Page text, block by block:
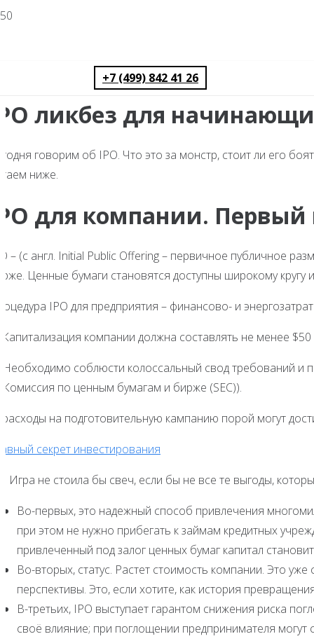
+7 (499) 842 41 26
ликбез для
говорим об IPO. Что это за монстр, стоит ли его
ниже.
для компании. Первый
– (с англ. Initial Public Offering – первичное публичное
Ценные бумаги становятся доступны широкому
IPO для предприятия – финансово- и
компании должна составлять не менее $50
соблюсти колоссальный свод требований и
по ценным бумагам и бирже (SEC)).
на подготовительную кампанию порой могут
секрет инвестирования
Игра не стоила бы свеч, если бы не все те выгоды,
Во-первых, это надежный способ привлечения
при этом не нужно прибегать к займам кредитных
привлеченный под залог ценных бумаг капитал
Во-вторых, статус. Растет стоимость компании. Это
перспективы. Это, если хотите, как история
В-третьих, IPO выступает гарантом снижения риска
cвоё влияние; при поглощении предпринимателя